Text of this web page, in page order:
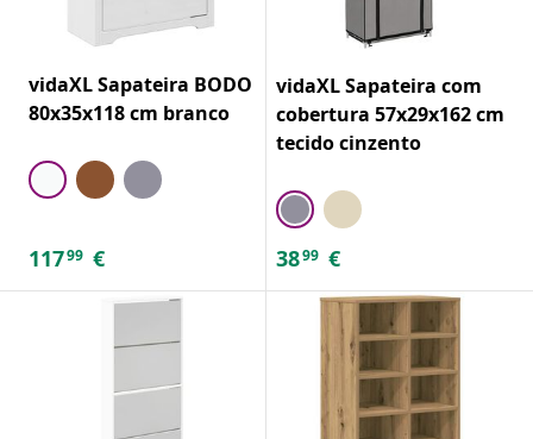
vidaXL Sapateira BODO
80x35x118 cm branco
11799 €
vidaXL Sapateira com
cobertura 57x29x162 cm
tecido cinzento
3899 €